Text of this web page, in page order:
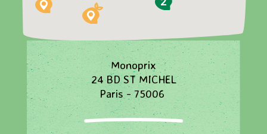
Monoprix
24 BD ST MICHEL
Paris - 75006